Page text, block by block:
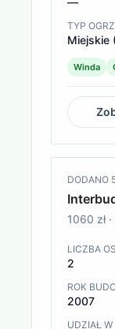
TYP
Miejskie
Winda
DODANO
1060 zł·
LICZBA
2
ROK
2007
UDZIAŁ